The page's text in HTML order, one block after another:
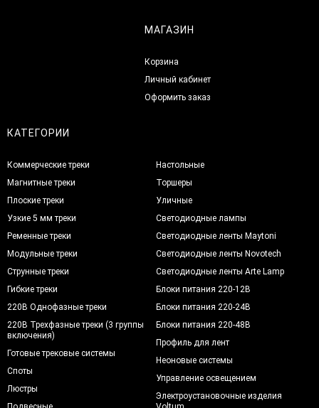
МАГАЗИН
Корзина
Личный кабинет
Оформить заказ
КАТЕГОРИИ
Коммерческие треки
Магнитные треки
Плоские треки
Узкие 5 мм треки
Ременные треки
Модульные треки
Струнные треки
Гибкие треки
220В Однофазные треки
220В Трехфазные треки (3 группы
включения)
Готовые трековые системы
Споты
Люстры
Настольные
Торшеры
Уличные
Светодиодные лампы
Светодиодные ленты Maytoni
Светодиодные ленты Novotech
Светодиодные ленты Arte Lamp
Блоки питания 220-12В
Блоки питания 220-24В
Блоки питания 220-48В
Профиль для лент
Неоновые системы
Управление освещением
Электроустановочные изделия